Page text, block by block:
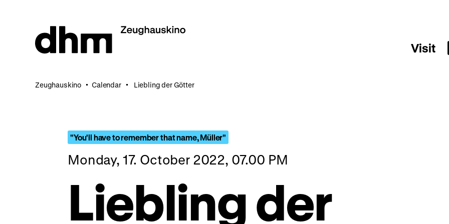
Visit
Zeughauskino Calendar Liebling der Götter
"You'll have to remember that name, Müller"
Monday, 17. October 2022, 07.00 PM
Liebling der